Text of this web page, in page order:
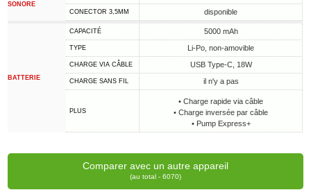
SONORE
CONECTOR 3,5MM disponible
BATTERIE
CAPACITÉ 5000 mAh
TYPE Li-Po, non-amovible
CHARGE VIA CÂBLE USB Type-C, 18W
CHARGE SANS FIL il n'y a pas
PLUS
• Charge rapide via câble
• Charge inversée par câble
• Pump Express+
Comparer avec un autre appareil
(au total - 6070)